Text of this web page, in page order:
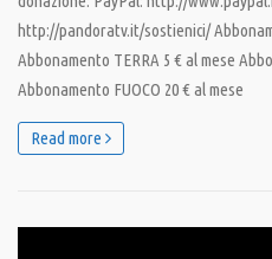
http://pandoratv.it/sostienici/
Abbonamento TERRA 5 € al mese
Abbonamento FUOCO 20 € al mese
Read more